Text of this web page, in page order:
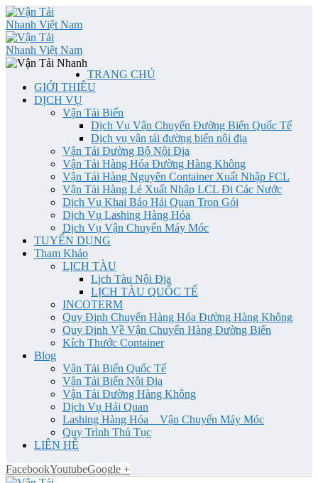
TRANG CHỦ
GIỚI THIỆU
DỊCH VỤ
Vận Tải Biển
Dịch Vụ Vận Chuyển Đường Biển Quốc Tế
Dịch vụ vận tải đường biển nội địa
Vận Tải Đường Bộ Nội Địa
Vận Tải Hàng Hóa Đường Hàng Không
Vận Tải Hàng Nguyên Container Xuất Nhập FCL
Vận Tải Hàng Lẻ Xuất Nhập LCL Đi Các Nước
Dịch Vụ Khai Báo Hải Quan Trọn Gói
Dịch Vụ Lashing Hàng Hóa
Dịch Vụ Vận Chuyển Máy Móc
TUYỂN DỤNG
Tham Khảo
LỊCH TÀU
Lịch Tàu Nội Địa
LỊCH TÀU QUỐC TẾ
INCOTERM
Quy Định Chuyển Hàng Hóa Đường Hàng Không
Quy Định Về Vận Chuyển Hàng Đường Biển
Kích Thước Container
Blog
Vận Tải Biển Quốc Tế
Vận Tải Biển Nội Địa
Vận Tải Đường Hàng Không
Dịch Vụ Hải Quan
Lashing Hàng Hóa _ Vận Chuyển Máy Móc
Quy Trình Thủ Tục
LIÊN HỆ
FacebookYoutubeGoogle +